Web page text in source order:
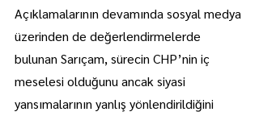
Açıklamalarının devamında sosyal medya
üzerinden de değerlendirmelerde
bulunan Sarıçam, sürecin CHP’nin iç
meselesi olduğunu ancak siyasi
yansımalarının yanlış yönlendirildiğini